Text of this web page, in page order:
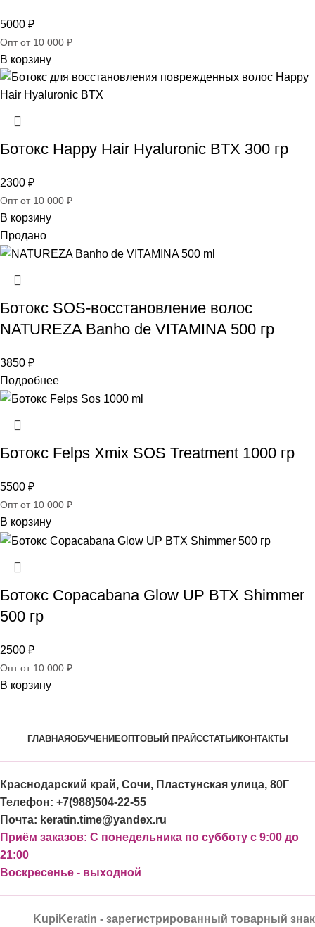
5000 ₽
Опт от 10 000 ₽
В корзину
Ботокс Happy Hair Hyaluronic BTX 300 гр
2300 ₽
Опт от 10 000 ₽
В корзину
Продано
Ботокс SOS-восстановление волос
NATUREZA Banho de VITAMINA 500 гр
3850 ₽
Подробнее
Ботокс Felps Xmix SOS Treatment 1000 гр
5500 ₽
Опт от 10 000 ₽
В корзину
Ботокс Copacabana Glow UP BTX Shimmer
500 гр
2500 ₽
Опт от 10 000 ₽
В корзину
ГЛАВНАЯОБУЧЕНИЕОПТОВЫЙ ПРАЙССТАТЬИКОНТАКТЫ
Краснодарский край, Сочи, Пластунская улица, 80Г
Телефон: +7(988)504-22-55
Почта: keratin.time@yandex.ru
Приём заказов: С понедельника по субботу с 9:00 до
21:00
Воскресенье - выходной
KupiKeratin - зарегистрированный товарный знак